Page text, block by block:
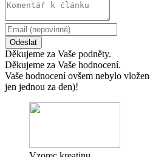
Odeslat
Děkujeme za Vaše podněty.
Děkujeme za Vaše hodnocení.
Vaše hodnocení ovšem nebylo
jen jednou za den)!